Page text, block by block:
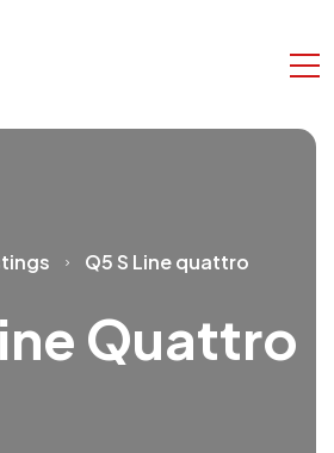
Q5 S Line quattro
Quattro